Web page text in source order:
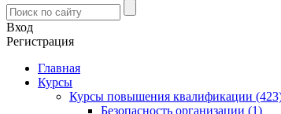
Вход
Регистрация
Главная
Курсы
Курсы повышения квалификации
Безопасность организации (1)